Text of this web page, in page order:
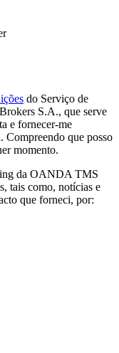
do Serviço de
S.A., que serve
e fornecer-me
Compreendo que posso
momento.
da OANDA TMS
tais como, notícias e
que forneci, por: